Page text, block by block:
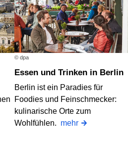
© dpa
Essen und Trinken in Berlin
Berlin ist ein Paradies für
Foodies und Feinschmecker:
kulinarische Orte zum
Wohlfühlen. mehr